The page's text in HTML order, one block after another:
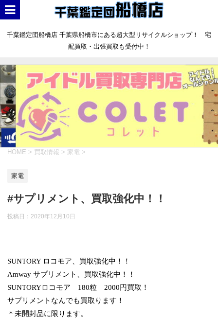
千葉鑑定団船橋店 千葉県船橋市にある超大型リサイクルショップ！ 宅
配買取・出張買取も受付中！
HOME > 買取情報 > 家電 >
家電
#サプリメント、買取強化中！！
投稿日： 2020年12月10日
SUNTORY ロコモア、買取強化中！！
Amway サプリメント、買取強化中！！
SUNTORYロコモア 180粒 2000円買取！
サプリメントなんでも買取ります！
＊未開封品に限ります。